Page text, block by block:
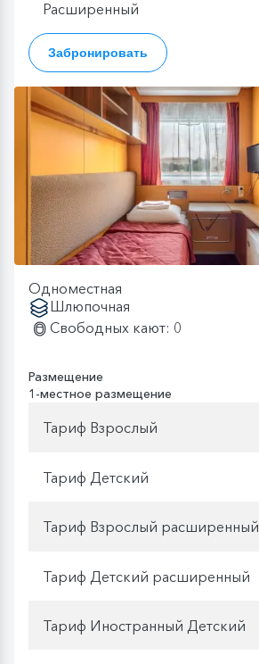
Расширенный
Забронировать
Одноместная
Шлюпочная
Свободных кают: 0
Размещение
1-местное размещение
Тариф Взрослый
Тариф Детский
Тариф Взрослый расширенный
Тариф Детский расширенный
Тариф Иностранный Детский